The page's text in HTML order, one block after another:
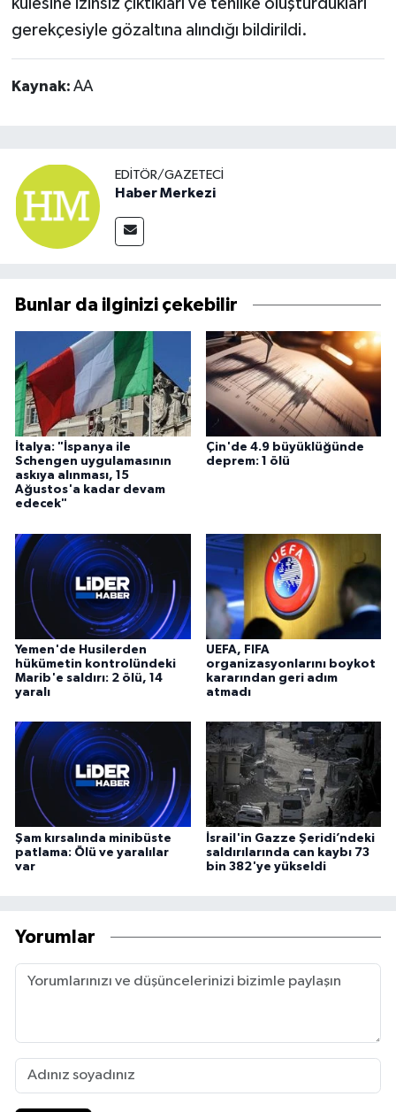
kulesine izinsiz çıktıkları ve tehlike oluşturdukları
gerekçesiyle gözaltına alındığı bildirildi.
Kaynak: AA
EDITÖR/GAZETECI
Haber Merkezi
Bunlar da ilginizi çekebilir
İtalya: "İspanya ile
Schengen uygulamasının
askıya alınması, 15
Ağustos'a kadar devam
edecek"
Çin'de 4.9 büyüklüğünde
deprem: 1 ölü
Yemen'de Husilerden
hükümetin kontrolündeki
Marib'e saldırı: 2 ölü, 14
yaralı
UEFA, FIFA
organizasyonlarını boykot
kararından geri adım
atmadı
Şam kırsalında minibüste
patlama: Ölü ve yaralılar
var
İsrail'in Gazze Şeridi’ndeki
saldırılarında can kaybı 73
bin 382'ye yükseldi
Yorumlar